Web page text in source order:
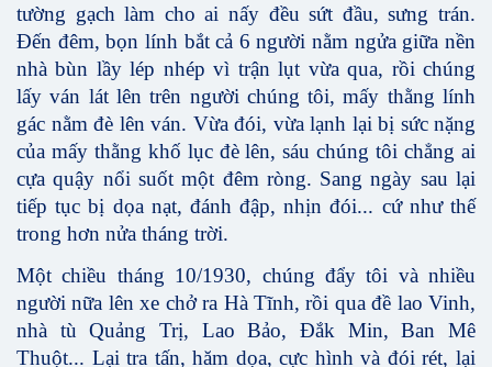
tường gạch làm cho ai nấy đều sứt đầu, sưng trán.
Đến đêm, bọn lính bắt cả 6 người nằm ngửa giữa nền
nhà bùn lầy lép nhép vì trận lụt vừa qua, rồi chúng
lấy ván lát lên trên người chúng tôi, mấy thằng lính
gác nằm đè lên ván. Vừa đói, vừa lạnh lại bị sức nặng
của mấy thằng khố lục đè lên, sáu chúng tôi chẳng ai
cựa quậy nổi suốt một đêm ròng. Sang ngày sau lại
tiếp tục bị dọa nạt, đánh đập, nhịn đói... cứ như thế
trong hơn nửa tháng trời.
Một chiều tháng 10/1930, chúng đẩy tôi và nhiều
người nữa lên xe chở ra Hà Tĩnh, rồi qua đề lao Vinh,
nhà tù Quảng Trị, Lao Bảo, Đắk Min, Ban Mê
Thuột... Lại tra tấn, hăm dọa, cực hình và đói rét, lại